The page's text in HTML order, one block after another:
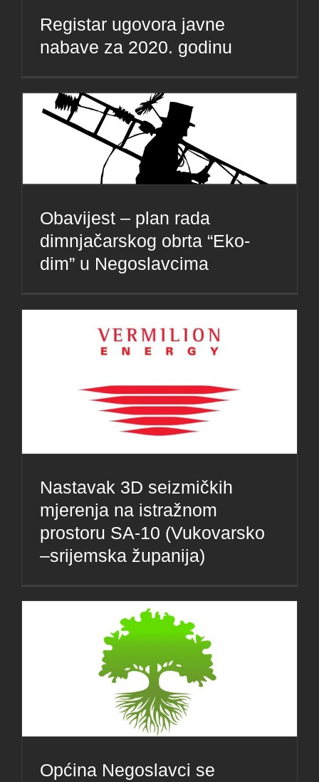
Registar ugovora javne
nabave za 2020. godinu
Obavijest – plan rada
dimnjačarskog obrta “Eko-
dim” u Negoslavcima
Nastavak 3D seizmičkih
mjerenja na istražnom
prostoru SA-10 (Vukovarsko
–srijemska županija)
Općina Negoslavci se